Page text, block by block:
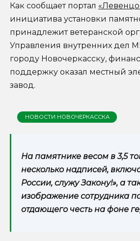
Как сообщает портал
инициатива установки
принадлежит ветеранской
Управления внутренних дел
городу Новочеркасску,
поддержку оказал местный
завод.
НОВОСТИ НОВОЧЕРКАССКА
На памятнике весом в 3,5
несколько надписей,
России, служу Закону!», а
изображение сотрудника
отдающего честь на фоне